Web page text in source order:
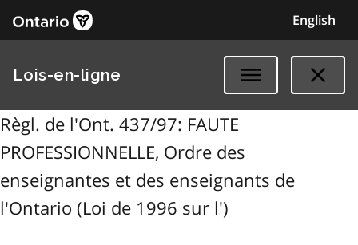
English
Lois-en-ligne
Règl. de l'Ont. 437/97: FAUTE
PROFESSIONNELLE, Ordre des
enseignantes et des enseignants de
l'Ontario (Loi de 1996 sur l')